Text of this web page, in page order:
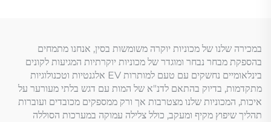
במכירה שלנו של מכוניות יוקרה משומשות בסין, אנחנו מתמחים
בהספקת מבחר נבחר ומוגדר של מכוניות יוקרתיות המגיעות לקונים
בינלאומיים נחשקים עם טעם למותרות EV אלגנטיות וטכנולוגיות
מתקדמות, בדיוק בהתאם לדנ"א של המות עם דגש בלתי מעורער על
איכות, המכוניות שלנו מצטרבות אך ורק ממספקים מכובדים ועוברות
תהליך שיפוץ מקיף ומעקב, כולל צלילה עמוקה במערכות הסוללה